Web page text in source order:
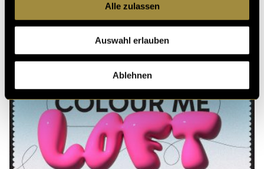
Alle zulassen
Auswahl erlauben
Ablehnen